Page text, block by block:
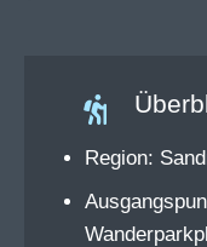
Region: